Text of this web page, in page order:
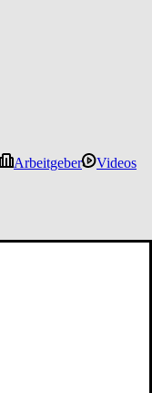
Arbeitgeber
Videos